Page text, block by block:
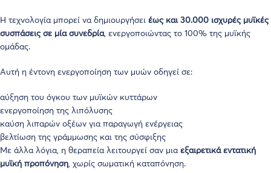
Η τεχνολογία μπορεί να δημιουργήσει έως και 30.000 ισχυρές μυϊκές
συσπάσεις σε μία συνεδρία, ενεργοποιώντας το 100% της μυϊκής
ομάδας.
Αυτή η έντονη ενεργοποίηση των μυών οδηγεί σε:
αύξηση του όγκου των μυϊκών κυττάρων
ενεργοποίηση της λιπόλυσης
καύση λιπαρών οξέων για παραγωγή ενέργειας
βελτίωση της γράμμωσης και της σύσφιξης
Με άλλα λόγια, η θεραπεία λειτουργεί σαν μια εξαιρετικά εντατική
μυϊκή προπόνηση, χωρίς σωματική καταπόνηση.